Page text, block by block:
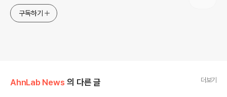
구독하기
AhnLab News 의 다른 글 더보기